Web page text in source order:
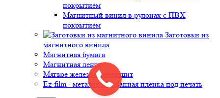
покрытием
Магнитный винил в рулонах с ПВХ
покрытием
Заготовки из
магнитного винила
Магнитная бумага
Магнитная лента
Мягкое железо - феррошит
Ez-film - металлизированная пленка под печать